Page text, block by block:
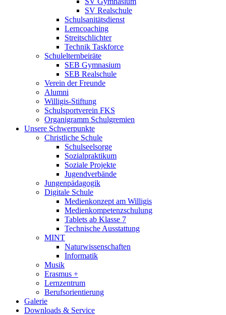
SV Realschule
Schulsanitätsdienst
Lerncoaching
Streitschlichter
Technik Taskforce
Schulelternbeiräte
SEB Gymnasium
SEB Realschule
Verein der Freunde
Alumni
Willigis-Stiftung
Schulsportverein FKS
Organigramm Schulgremien
Unsere Schwerpunkte
Christliche Schule
Schulseelsorge
Sozialpraktikum
Soziale Projekte
Jugendverbände
Jungenpädagogik
Digitale Schule
Medienkonzept am Willigis
Medienkompetenzschulung
Tablets ab Klasse 7
Technische Ausstattung
MINT
Naturwissenschaften
Informatik
Musik
Erasmus +
Lernzentrum
Berufsorientierung
Galerie
Downloads & Service